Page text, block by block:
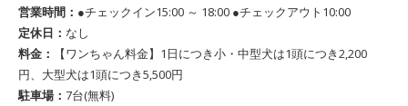
営業時間： ●チェックイン15:00 ～ 18:00 ●チェックアウト10:00
定休日： なし
料金：
【ワンちゃん料金】1日につき小・中型犬は1頭につき2,200
円、大型犬は1頭につき5,500円
駐車場： 7台(無料)